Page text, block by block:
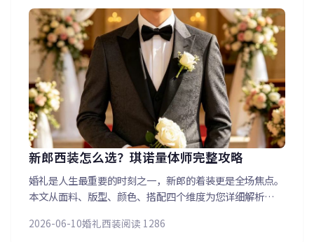
新郎西装怎么选？琪诺量体师完整攻略
婚礼是人生最重要的时刻之一，新郎的着装更是全场焦点。
本文从面料、版型、颜色、搭配四个维度为您详细解析——
么场合？深色系还是浅色系更能衬托气质？还有领带、方
2026-06-10婚礼西装阅读 1286